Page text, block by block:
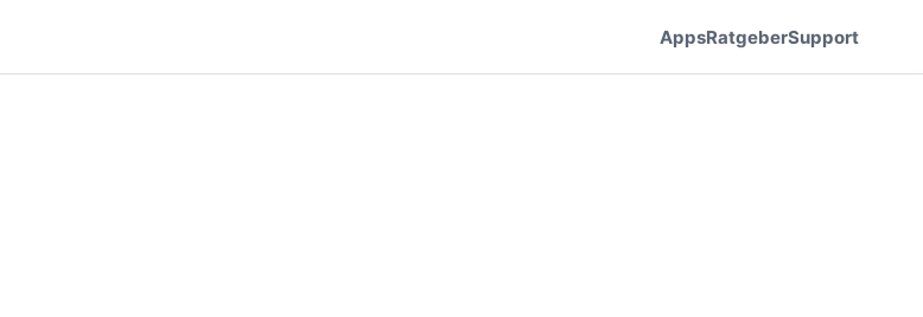
AppsRatgeberSupport